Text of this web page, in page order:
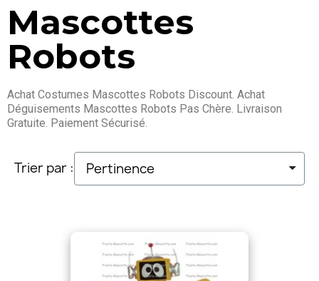
Mascottes
Robots
Achat Costumes Mascottes Robots Discount. Achat
Déguisements Mascottes Robots Pas Chère. Livraison
Gratuite. Paiement Sécurisé.
Trier par :